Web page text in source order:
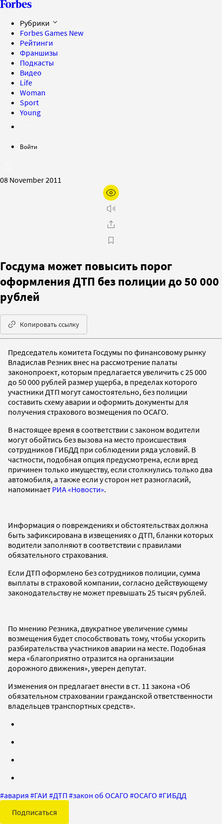
Рубрики
Forbes Games New
Рейтинги
Франшизы
Подкасты
Видео
Life
Woman
Sport
Young
Войти
08 November 2011
Госдума может повысить порог
оформления ДТП без полиции до 50 000
рублей
Копировать ссылку
Председатель комитета Госдумы по финансовому рынку
Владислав Резник внес на рассмотрение палаты
законопроект, которым предлагается увеличить с 25 000
до 50 000 рублей размер ущерба, в пределах которого
участники ДТП могут самостоятельно, без полиции
составить схему аварии и оформить документы для
получения страхового возмещения по ОСАГО.
В настоящее время в соответствии с законом водители
могут обойтись без вызова на место происшествия
сотрудников ГИБДД при соблюдении ряда условий. В
частности, подобная опция предусмотрена, если вред
причинен только имуществу, если столкнулись только два
автомобиля, а также если у сторон нет разногласий,
напоминает РИА «Новости».
Информация о повреждениях и обстоятельствах должна
быть зафиксирована в извещениях о ДТП, бланки которых
водители заполняют в соответствии с правилами
обязательного страхования.
Если ДТП оформлено без сотрудников полиции, сумма
выплаты в страховой компании, согласно действующему
законодательству не может превышать 25 тысяч рублей.
По мнению Резника, двукратное увеличение суммы
возмещения будет способствовать тому, чтобы ускорить
разбирательства участников аварии на месте. Подобная
мера «благоприятно отразится на организации
дорожного движения», уверен депутат.
Изменения он предлагает внести в ст. 11 закона «Об
обязательном страховании гражданской ответственности
владельцев транспортных средств».
#авария #ГАИ #ДТП #закон об ОСАГО #ОСАГО #ГИБДД
Подписаться